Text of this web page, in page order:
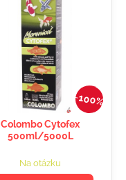
100%
Colombo Cytofex
500ml/5000L
Na otázku